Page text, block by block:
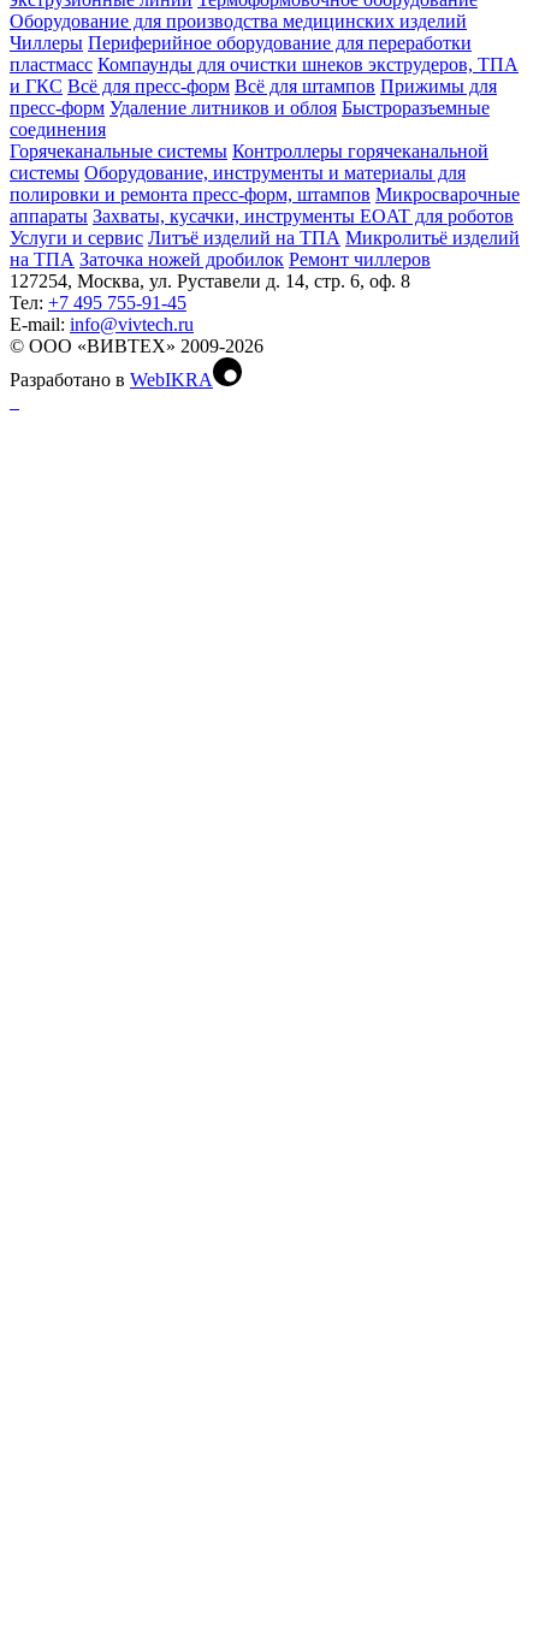
Оборудование для производства медицинских изделий
Чиллеры Периферийное оборудование для переработки
пластмасс Компаунды для очистки шнеков экструдеров, ТПА
и ГКС Всё для пресс-форм Всё для штампов Прижимы для
пресс-форм Удаление литников и облоя Быстроразъемные
соединения
Горячеканальные системы Контроллеры горячеканальной
системы Оборудование, инструменты и материалы для
полировки и ремонта пресс-форм, штампов Микросварочные
аппараты Захваты, кусачки, инструменты EOAT для роботов
Услуги и сервис Литъё изделий на ТПА Микролитьё изделий
на ТПА Заточка ножей дробилок Ремонт чиллеров
127254, Москва, ул. Руставели д. 14, стр. 6, оф. 8
Тел: +7 495 755-91-45
Е-mail: info@vivtech.ru
© ООО «ВИВТЕХ» 2009-2026
Разработано в WebIKRA